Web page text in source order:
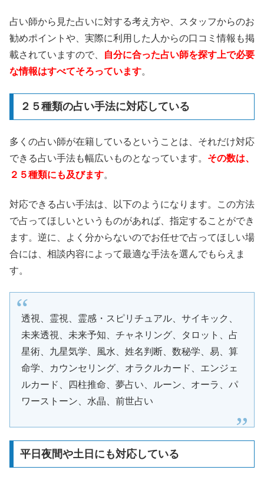
占い師から見た占いに対する考え方や、スタッフからのお
勧めポイントや、実際に利用した人からの口コミ情報も掲
載されていますので、
自分に合った占い師を探す上で必要
な情報はすべてそろっています。
２５種類の占い手法に対応している
多くの占い師が在籍しているということは、それだけ対応
できる占い手法も幅広いものとなっています。 その数は、
２５種類にも及びます。
対応できる占い手法は、以下のようになります。この方法
で占ってほしいというものがあれば、指定することができ
ます。逆に、よく分からないのでお任せで占ってほしい場
合には、相談内容によって最適な手法を選んでもらえま
す。
透視、霊視、霊感・スピリチュアル、サイキック、
未来透視、未来予知、チャネリング、タロット、占
星術、九星気学、風水、姓名判断、数秘学、易、算
命学、カウンセリング、オラクルカード、エンジェ
ルカード、四柱推命、夢占い、ルーン、オーラ、パ
ワーストーン、水晶、前世占い
平日夜間や土日にも対応している